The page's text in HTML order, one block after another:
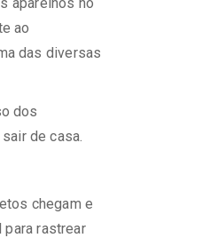
ao
das diversas
dos
de casa.
chegam e
rastrear